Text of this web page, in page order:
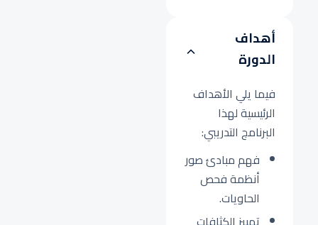
أهداف
الدورة
فيما يلي الأهداف
الرئيسية لهذا
البرنامج التدريبي:
فهم مبادئ صور
أنظمة فحص
الحاويات.